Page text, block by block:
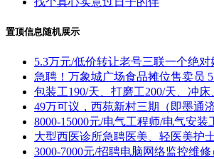
置顶信息随机展示
5.3万元/低价转让老号三联一个绝对
急聘！万象城广场食品摊位售卖员
包装工190/天、打磨工200/天、冲
49万可议，西苑新村三期（即墨通
8000-15000元/电气工程师/电气安装
大型西医诊所急聘医美、轻医美护
3000-7000元/招聘电脑网络监控维修